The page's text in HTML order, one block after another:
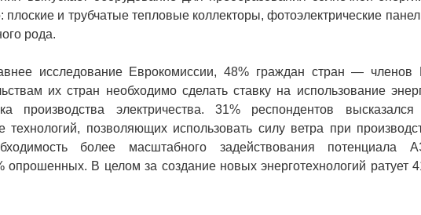
плоские и трубчатые тепловые коллекторы, фотоэлектрические
рода.
исследование Еврокомиссии, 48% граждан стран — членов
их стран необходимо сделать ставку на использование
производства электричества. 31% респондентов высказался
технологий, позволяющих использовать силу ветра при
более масштабного задействования потенциала
В целом за создание новых энерготехнологий ратует